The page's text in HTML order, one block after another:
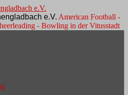
e.V. American Football -
- Bowling in der Vitusstadt